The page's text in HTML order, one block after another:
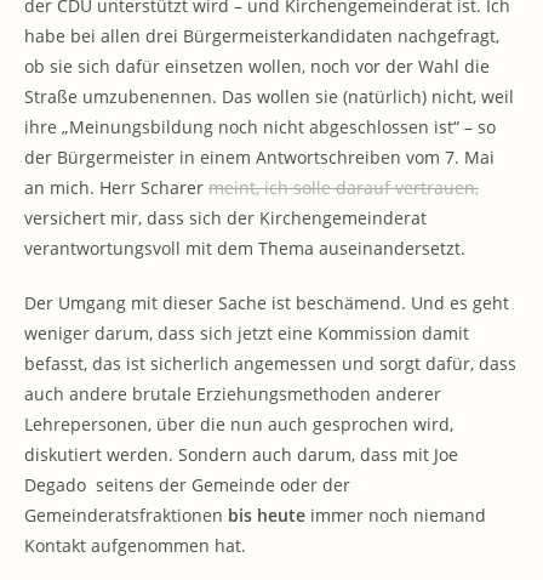
der CDU unterstützt wird – und Kirchengemeinderat ist. Ich
habe bei allen drei Bürgermeisterkandidaten nachgefragt,
ob sie sich dafür einsetzen wollen, noch vor der Wahl die
Straße umzubenennen. Das wollen sie (natürlich) nicht, weil
ihre „Meinungsbildung noch nicht abgeschlossen ist“ – so
der Bürgermeister in einem Antwortschreiben vom 7. Mai
an mich. Herr Scharer meint, ich solle darauf vertrauen,
versichert mir, dass sich der Kirchengemeinderat
verantwortungsvoll mit dem Thema auseinandersetzt.
Der Umgang mit dieser Sache ist beschämend. Und es geht
weniger darum, dass sich jetzt eine Kommission damit
befasst, das ist sicherlich angemessen und sorgt dafür, dass
auch andere brutale Erziehungsmethoden anderer
Lehrepersonen, über die nun auch gesprochen wird,
diskutiert werden. Sondern auch darum, dass mit Joe
Degado seitens der Gemeinde oder der
Gemeinderatsfraktionen bis heute immer noch niemand
Kontakt aufgenommen hat.